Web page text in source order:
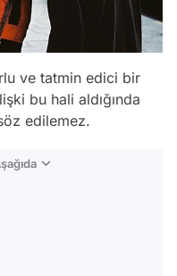
ve tatmin edici bir
bu hali aldığında
edilemez.